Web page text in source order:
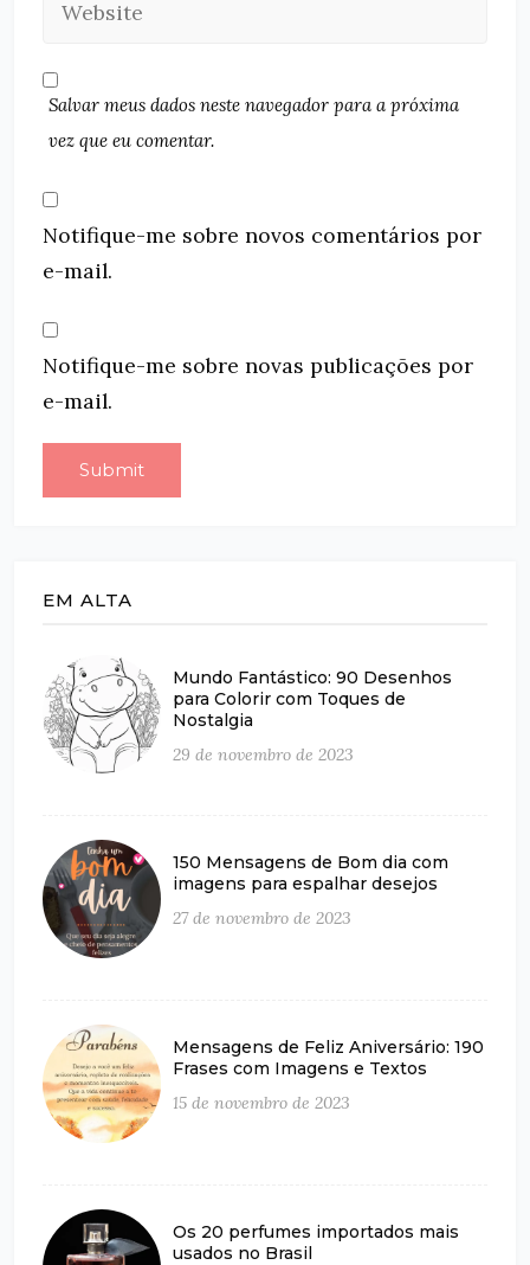
Salvar meus dados neste navegador para a próxima
vez que eu comentar.
Notifique-me sobre novos comentários por
e-mail.
Notifique-me sobre novas publicações por
e-mail.
EM ALTA
Mundo Fantástico: 90 Desenhos
para Colorir com Toques de
Nostalgia
29 de novembro de 2023
150 Mensagens de Bom dia com
imagens para espalhar desejos
27 de novembro de 2023
Mensagens de Feliz Aniversário: 190
Frases com Imagens e Textos
15 de novembro de 2023
Os 20 perfumes importados mais
usados no Brasil